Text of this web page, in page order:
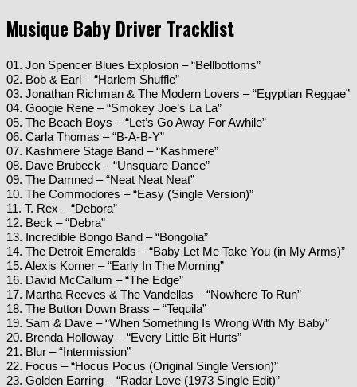
Musique Baby Driver Tracklist
01. Jon Spencer Blues Explosion – “Bellbottoms”
02. Bob & Earl – “Harlem Shuffle”
03. Jonathan Richman & The Modern Lovers – “Egyptian Reggae”
04. Googie Rene – “Smokey Joe’s La La”
05. The Beach Boys – “Let’s Go Away For Awhile”
06. Carla Thomas – “B-A-B-Y”
07. Kashmere Stage Band – “Kashmere”
08. Dave Brubeck – “Unsquare Dance”
09. The Damned – “Neat Neat Neat”
10. The Commodores – “Easy (Single Version)”
11. T. Rex – “Debora”
12. Beck – “Debra”
13. Incredible Bongo Band – “Bongolia”
14. The Detroit Emeralds – “Baby Let Me Take You (in My Arms)”
15. Alexis Korner – “Early In The Morning”
16. David McCallum – “The Edge”
17. Martha Reeves & The Vandellas – “Nowhere To Run”
18. The Button Down Brass – “Tequila”
19. Sam & Dave – “When Something Is Wrong With My Baby”
20. Brenda Holloway – “Every Little Bit Hurts”
21. Blur – “Intermission”
22. Focus – “Hocus Pocus (Original Single Version)”
23. Golden Earring – “Radar Love (1973 Single Edit)”